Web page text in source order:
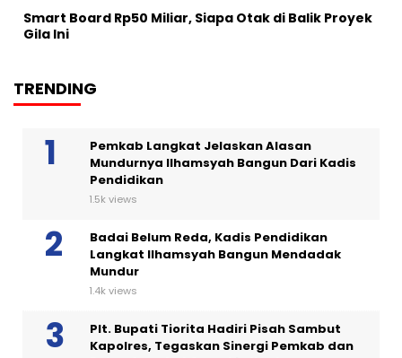
Smart Board Rp50 Miliar, Siapa Otak di Balik Proyek
Gila Ini
TRENDING
Pemkab Langkat Jelaskan Alasan
Mundurnya Ilhamsyah Bangun Dari Kadis
Pendidikan
1.5k views
Badai Belum Reda, Kadis Pendidikan
Langkat Ilhamsyah Bangun Mendadak
Mundur
1.4k views
Plt. Bupati Tiorita Hadiri Pisah Sambut
Kapolres, Tegaskan Sinergi Pemkab dan